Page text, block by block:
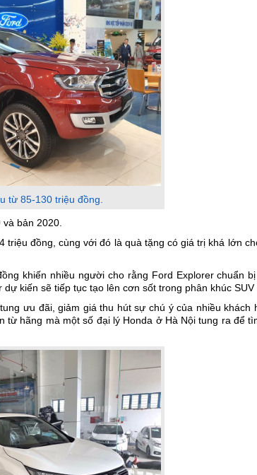
từ 85-130 triệu đồng.
bản 2020.
đồng, cùng với đó là quà tặng có giá trị khá lớn
khiến nhiều người cho rằng Ford Explorer chuẩn
kiến sẽ tiếp tục tạo lên cơn sốt trong phân khúc SUV
ưu đãi, giảm giá thu hút sự chú ý của nhiều khách
hãng mà một số đại lý Honda ở Hà Nội tung ra để